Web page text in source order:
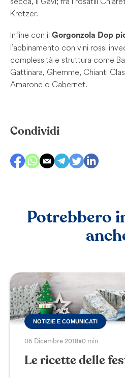
Kretzer.
Infine con il Gorgonzola Dop
l’abbinamento con vini rossi
complessità e struttura come
Gattinara, Ghemme, Chianti
Amarone o Cabernet.
Condividi
Potrebbero
NOTIZIE E COMUNICATI
06 Dicembre 2018•0 min
Le ricette delle